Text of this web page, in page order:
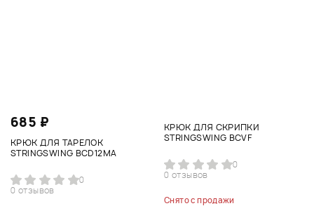
685 ₽
КРЮК ДЛЯ ТАРЕЛОК
STRINGSWING BCD12MA
0
0 отзывов
КРЮК ДЛЯ СКРИПКИ
STRINGSWING BCVF
0
0 отзывов
Снято с продажи